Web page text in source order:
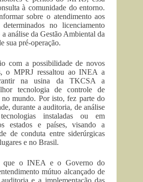
à comunidade do entorno.
sobre o atendimento aos
no licenciamento
análise da Gestão Ambiental da
sua pré-operação.
com a possibilidade de novos
o MPRJ ressaltou ao INEA a
na usina da TKCSA a
tecnologia de controle de
mundo. Por isto, fez parte do
durante a auditoria, de análise
instaladas ou em
estados e países, visando a
de conduta entre siderúrgicas
e no Brasil.
que o INEA e o Governo do
mútuo alcançado de
e a implementação das